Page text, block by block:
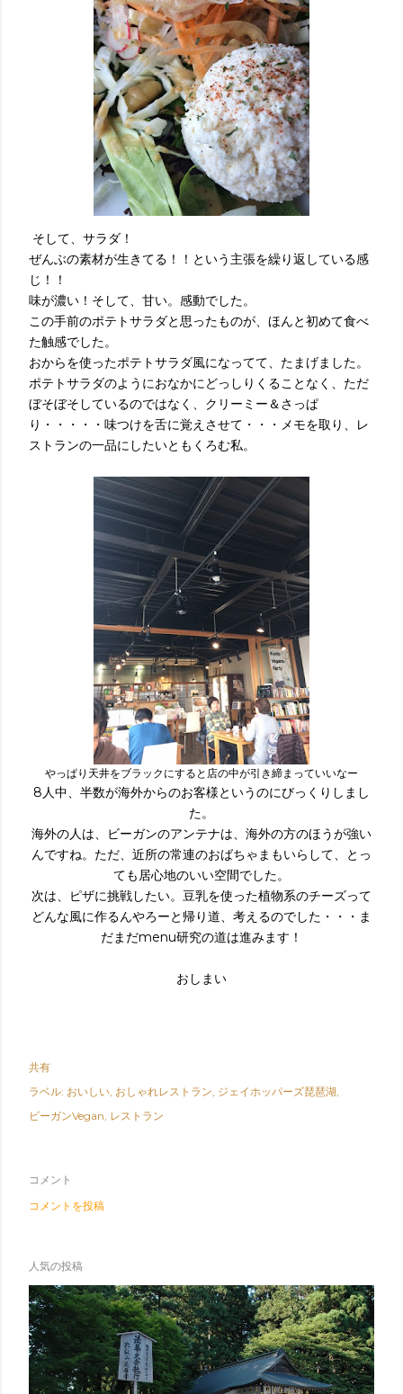
そして、サラダ！
ぜんぶの素材が生きてる！！という主張を繰り返している感
じ！！
味が濃い！そして、甘い。感動でした。
この手前のポテトサラダと思ったものが、ほんと初めて食べ
た触感でした。
おからを使ったポテトサラダ風になってて、たまげました。
ポテトサラダのようにおなかにどっしりくることなく、ただ
ぼそぼそしているのではなく、クリーミー＆さっぱ
り・・・・・味つけを舌に覚えさせて・・・メモを取り、レ
ストランの一品にしたいともくろむ私。
やっぱり天井をブラックにすると店の中が引き締まっていいなー
8人中、半数が海外からのお客様というのにびっくりしまし
た。
海外の人は、ビーガンのアンテナは、海外の方のほうが強い
んですね。ただ、近所の常連のおばちゃまもいらして、とっ
ても居心地のいい空間でした。
次は、ピザに挑戦したい。豆乳を使った植物系のチーズって
どんな風に作るんやろーと帰り道、考えるのでした・・・ま
だまだmenu研究の道は進みます！
おしまい
共有
ラベル: おいしい おしゃれレストラン ジェイホッパーズ琵琶湖
ビーガンVegan レストラン
コメント
コメントを投稿
人気の投稿